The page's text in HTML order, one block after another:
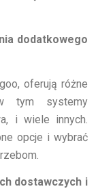
dodatkowego
oferują różne
tym systemy
i wiele innych.
opcje i wybrać
dostawczych i